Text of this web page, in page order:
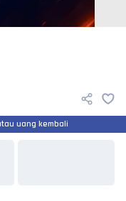
uang kembali